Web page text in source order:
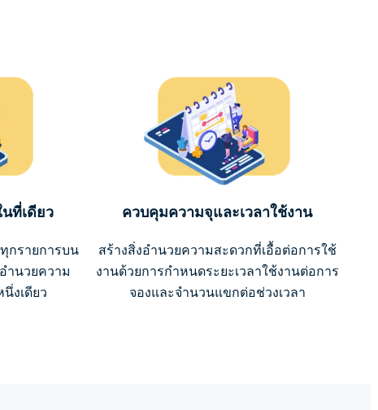
ที่เดียว
กรายการบน
ำนวยความ
งเดียว
ควบคุมความจุและเวลาใช้งาน
สร้างสิ่งอำนวยความสะดวกที่เอื้อต่อการใช้
งานด้วยการกำหนดระยะเวลาใช้งานต่อการ
จองและจำนวนแขกต่อช่วงเวลา